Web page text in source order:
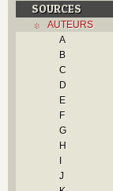
SOURCES
AUTEURS
A
B
C
D
E
F
G
H
I
J